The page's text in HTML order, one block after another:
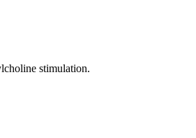
stimulation.